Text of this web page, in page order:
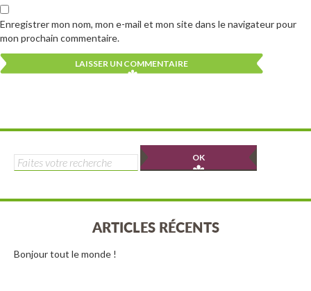
Enregistrer mon nom, mon e-mail et mon site dans le navigateur pour
mon prochain commentaire.
Rechercher :
ARTICLES RÉCENTS
Bonjour tout le monde !